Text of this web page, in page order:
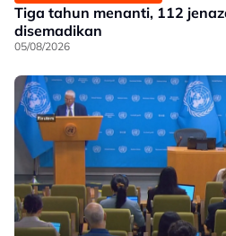
Tiga tahun menanti, 112
disemadikan
05/08/2026